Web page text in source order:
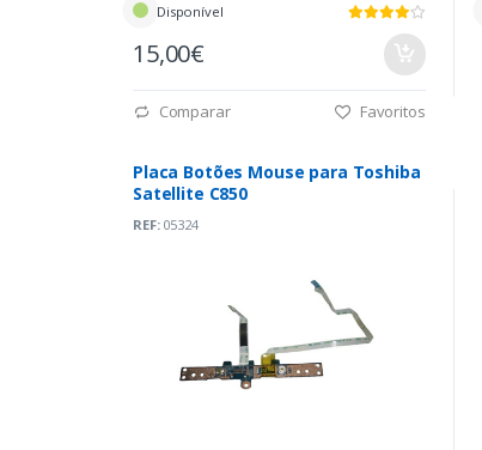
Disponível
15,00€
Comparar Favoritos
Placa Botões Mouse para Toshiba
Satellite C850
REF:05324